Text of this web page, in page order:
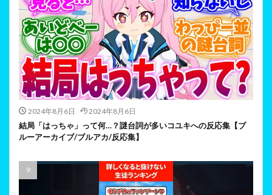
2024年8月6日 2024年8月6日
結局「はっちゃ」って何…？謎台詞が多いコユキへの反応集【ブ
ルーアーカイブ/ブルアカ/反応集】